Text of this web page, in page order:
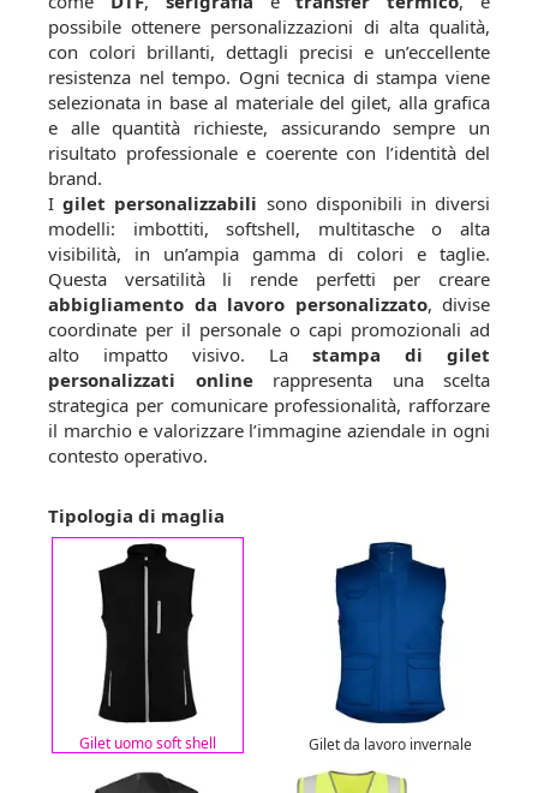
possibile ottenere personalizzazioni di alta qualità,
con colori brillanti, dettagli precisi e un’eccellente
resistenza nel tempo. Ogni tecnica di stampa viene
selezionata in base al materiale del gilet, alla grafica
e alle quantità richieste, assicurando sempre un
risultato professionale e coerente con l’identità del
brand.
Igilet personalizzabili sono disponibili in diversi
modelli: imbottiti, softshell, multitasche o alta
visibilità, in un’ampia gamma di colori e taglie.
Questa versatilità li rende perfetti per creare
abbigliamento da lavoro personalizzato, divise
coordinate per il personale o capi promozionali ad
alto impatto visivo. La stampa di gilet
personalizzati onlinerappresenta una scelta
strategica per comunicare professionalità, rafforzare
il marchio e valorizzare l’immagine aziendale in ogni
contesto operativo.
Tipologia di maglia
Gilet uomo soft shell Gilet da lavoro invernale